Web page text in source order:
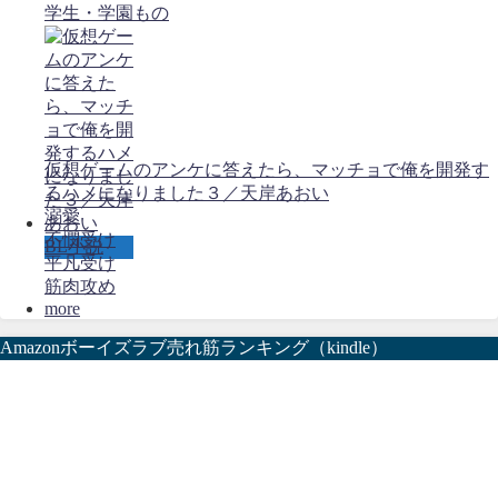
学生・学園もの
BL小説
仮想ゲームのアンケに答えたら、マッチョで俺を開発す
るハメになりました３／天岸あおい
溺愛
不憫受け
平凡受け
筋肉攻め
more
Amazonボーイズラブ売れ筋ランキング（kindle）